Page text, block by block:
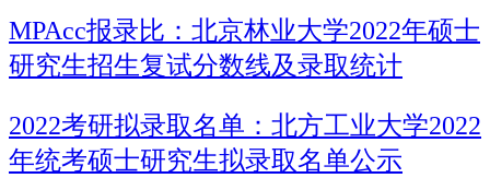
MPAcc报录比：北京林业大学2022年硕士
研究生招生复试分数线及录取统计
2022考研拟录取名单：北方工业大学2022
年统考硕士研究生拟录取名单公示